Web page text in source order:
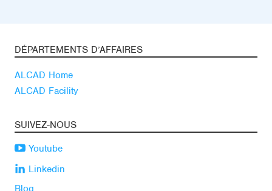
DÉPARTEMENTS D’AFFAIRES
ALCAD Home
ALCAD Facility
SUIVEZ-NOUS
Youtube
Linkedin